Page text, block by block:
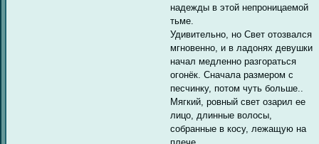
надежды в этой непроницаемой
тьме.
Удивительно, но Свет отозвался
мгновенно, и в ладонях девушки
начал медленно разгораться
огонёк. Сначала размером с
песчинку, потом чуть больше..
Мягкий, ровный свет озарил ее
лицо, длинные волосы,
собранные в косу, лежащую на